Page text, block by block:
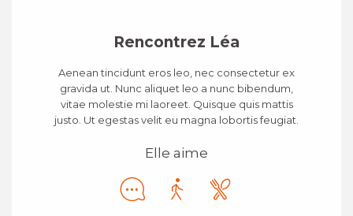
Rencontrez Léa
Aenean tincidunt eros leo, nec consectetur ex
gravida ut. Nunc aliquet leo a nunc bibendum,
vitae molestie mi laoreet. Quisque quis mattis
justo. Ut egestas velit eu magna lobortis feugiat.
Elle aime